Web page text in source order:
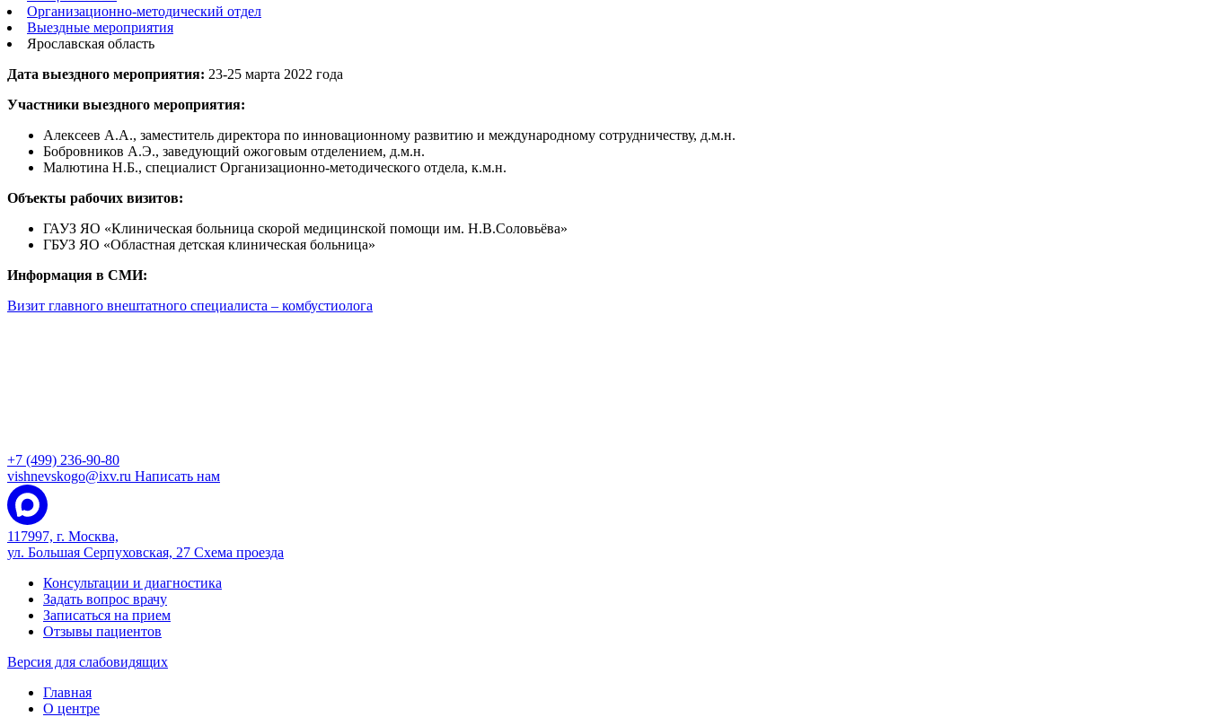
Организационно-методический отдел
Выездные мероприятия
Ярославская область
Дата выездного мероприятия: 23-25 марта 2022 года
Участники выездного мероприятия:
Алексеев А.А., заместитель директора по инновационному развитию и международному сотрудничеству, д.м.н.
Бобровников А.Э., заведующий ожоговым отделением, д.м.н.
Малютина Н.Б., специалист Организационно-методического отдела, к.м.н.
Объекты рабочих визитов:
ГАУЗ ЯО «Клиническая больница скорой медицинской помощи им. Н.В.Соловьёва»
ГБУЗ ЯО «Областная детская клиническая больница»
Информация в СМИ:
Визит главного внештатного специалиста – комбустиолога
+7 (499) 236-90-80
vishnevskogo@ixv.ru Написать нам
117997, г. Москва,
ул. Большая Серпуховская, 27 Схема проезда
Консультации и диагностика
Задать вопрос врачу
Записаться на прием
Отзывы пациентов
Версия для слабовидящих
Главная
О центре